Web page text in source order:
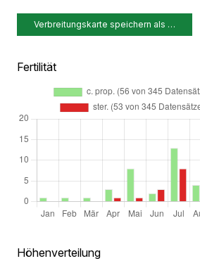
Verbreitungskarte speichern als …
Fertilität
Höhenverteilung